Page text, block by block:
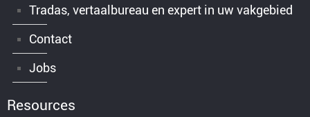
Tradas, vertaalbureau en expert in uw vakgebied
Contact
Jobs
Resources